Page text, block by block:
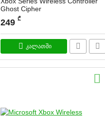
Ghost Cipher
სასაქონლო კოდი:
249 ₾
კალათში